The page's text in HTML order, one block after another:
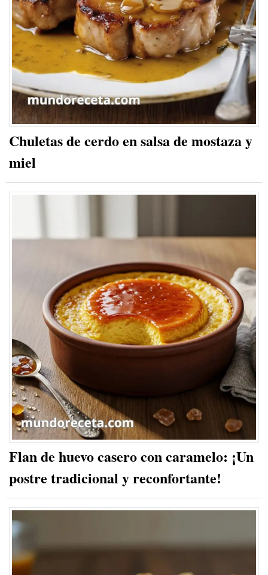
Chuletas de cerdo en salsa de mostaza y
miel
Flan de huevo casero con caramelo: ¡Un
postre tradicional y reconfortante!